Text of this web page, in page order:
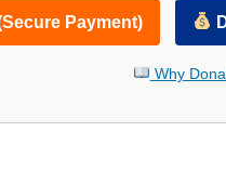
Payment)
Why